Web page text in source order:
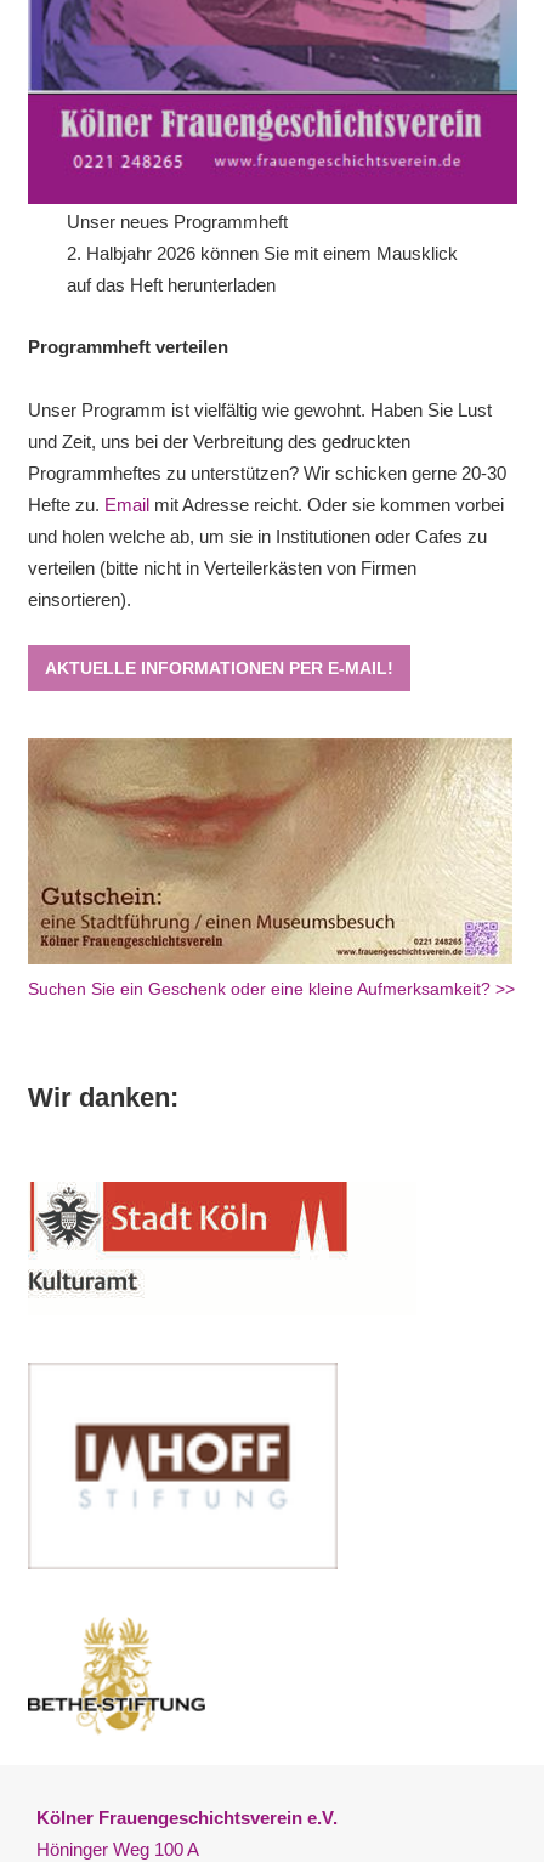
Unser neues Programmheft
2. Halbjahr 2026 können Sie mit einem Mausklick
auf das Heft herunterladen
Programmheft verteilen
Unser Programm ist vielfältig wie gewohnt. Haben Sie Lust
und Zeit, uns bei der Verbreitung des gedruckten
Programmheftes zu unterstützen? Wir schicken gerne 20-30
Hefte zu. Emailmit Adresse reicht. Oder sie kommen vorbei
und holen welche ab, um sie in Institutionen oder Cafes zu
verteilen (bitte nicht in Verteilerkästen von Firmen
einsortieren).
AKTUELLE INFORMATIONEN PER E-MAIL!
Suchen Sie ein Geschenk oder eine kleine Aufmerksamkeit? >>
Wir danken:
Kölner Frauengeschichtsverein e.V.
Höninger Weg 100 A